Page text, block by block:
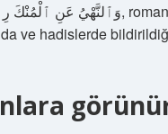
ve hadislerde